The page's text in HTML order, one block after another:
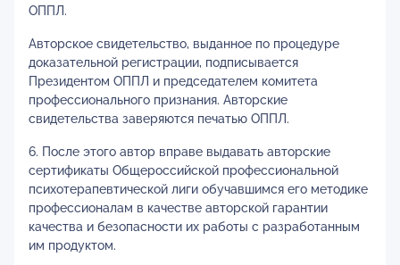
ОППЛ.
Авторское свидетельство, выданное по процедуре
доказательной регистрации, подписывается
Президентом ОППЛ и председателем комитета
профессионального признания. Авторские
свидетельства заверяются печатью ОППЛ.
6. После этого автор вправе выдавать авторские
сертификаты Общероссийской профессиональной
психотерапевтической лиги обучавшимся его методике
профессионалам в качестве авторской гарантии
качества и безопасности их работы с разработанным
им продуктом.